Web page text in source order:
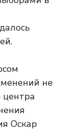
не
Оскар